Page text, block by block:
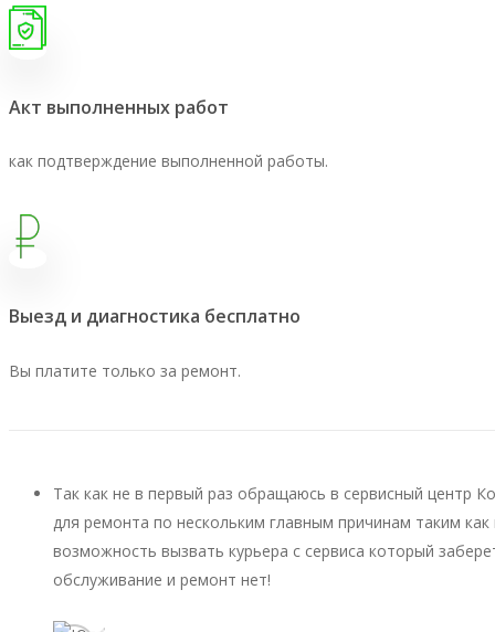
Акт выполненных работ
как подтверждение выполненной работы.
Выезд и диагностика бесплатно
Вы платите только за ремонт.
Так как не в первый раз обращаюсь в сервисный центр
для ремонта по нескольким главным причинам таким
возможность вызвать курьера с сервиса который
обслуживание и ремонт нет!